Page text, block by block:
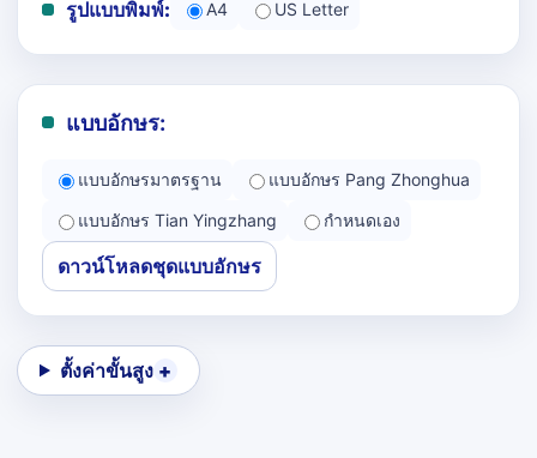
รูปแบบพิมพ์: A4 US Letter
แบบอักษร:
แบบอักษรมาตรฐาน
แบบอักษร Pang Zhonghua
แบบอักษร Tian Yingzhang
กำหนดเอง
ดาวน์โหลดชุดแบบอักษร
ตั้งค่าขั้นสูง